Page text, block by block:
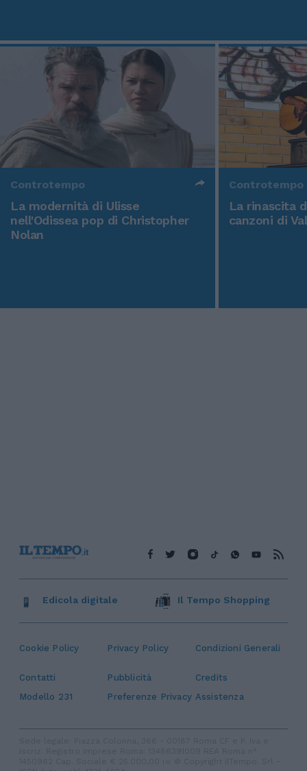
Controtempo
La modernità di Ulisse
nell'Odissea pop di Christopher
Nolan
Controtempo
La rinascita
canzoni di
Cookie Policy Privacy Policy Condizioni Generali
Contatti Pubblicità
Credits
Modello 231
Preferenze Privacy Assistenza
Edicola digitale Il Tempo Shopping